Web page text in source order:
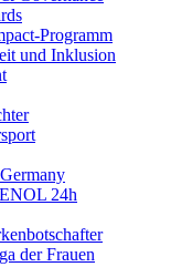
Programm
und Inklusion​
24h
der Frauen